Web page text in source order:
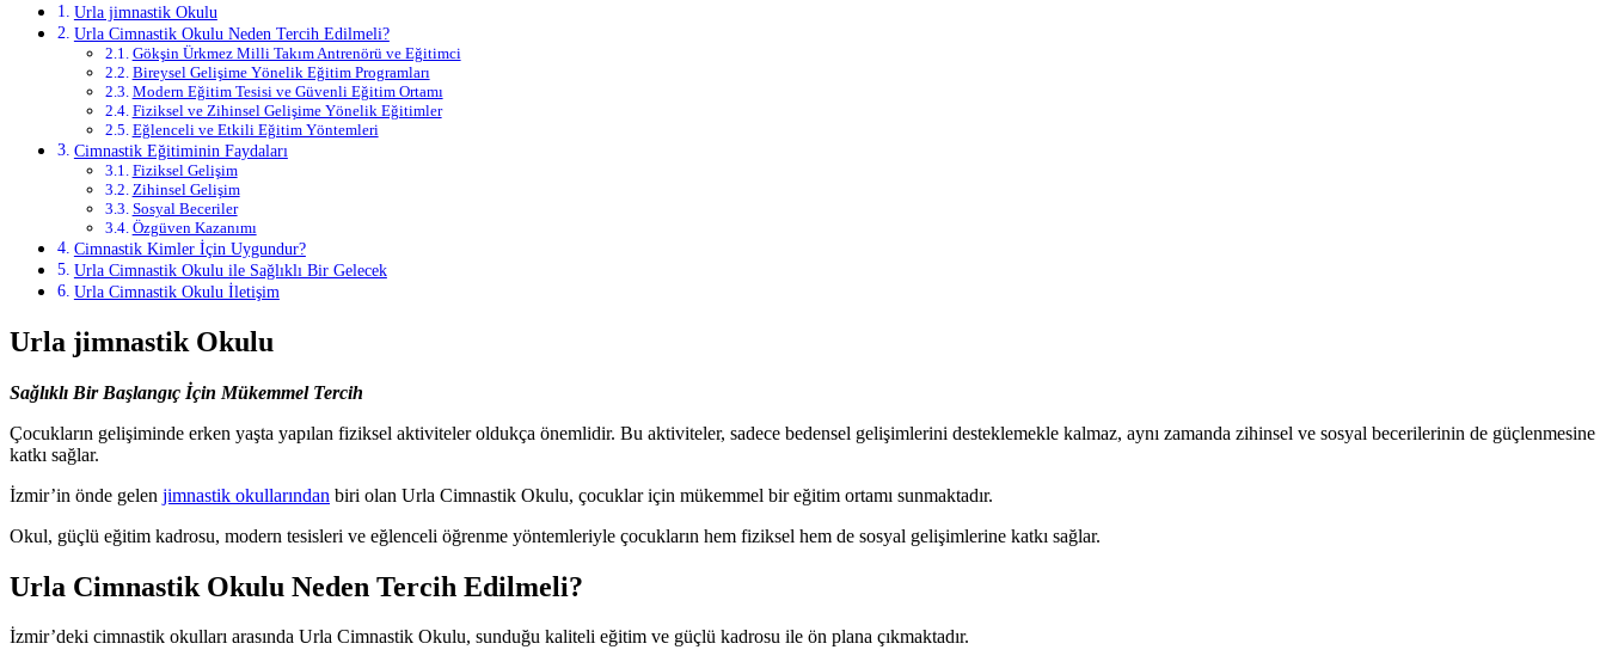
Urla jimnastik Okulu
Urla Cimnastik Okulu Neden Tercih Edilmeli?
Gökşin Ürkmez Milli Takım Antrenörü ve Eğitimci
Bireysel Gelişime Yönelik Eğitim Programları
Modern Eğitim Tesisi ve Güvenli Eğitim Ortamı
Fiziksel ve Zihinsel Gelişime Yönelik Eğitimler
Eğlenceli ve Etkili Eğitim Yöntemleri
Cimnastik Eğitiminin Faydaları
Fiziksel Gelişim
Zihinsel Gelişim
Sosyal Beceriler
Özgüven Kazanımı
Cimnastik Kimler İçin Uygundur?
Urla Cimnastik Okulu ile Sağlıklı Bir Gelecek
Urla Cimnastik Okulu İletişim
Urla jimnastik Okulu
Sağlıklı Bir Başlangıç İçin Mükemmel Tercih
Çocukların gelişiminde erken yaşta yapılan fiziksel aktiviteler oldukça önemlidir. Bu aktiviteler, sadece bedensel gelişimlerini desteklemekle kalmaz, aynı zamanda zihinsel ve sosyal becerilerinin de güçlenmesine
katkı sağlar.
İzmir’in önde gelen jimnastik okullarından biri olan Urla Cimnastik Okulu, çocuklar için mükemmel bir eğitim ortamı sunmaktadır.
Okul, güçlü eğitim kadrosu, modern tesisleri ve eğlenceli öğrenme yöntemleriyle çocukların hem fiziksel hem de sosyal gelişimlerine katkı sağlar.
Urla Cimnastik Okulu Neden Tercih Edilmeli?
İzmir’deki cimnastik okulları arasında Urla Cimnastik Okulu, sunduğu kaliteli eğitim ve güçlü kadrosu ile ön plana çıkmaktadır.